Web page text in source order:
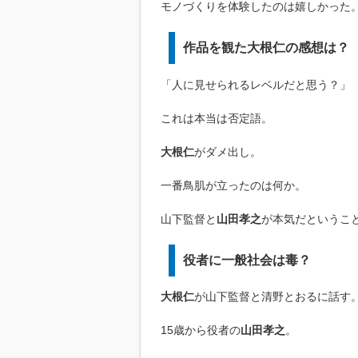
モノづくりを体験したのは嬉しかった。
作品を観た大根仁の感想は？
「人に見せられるレベルだと思う？」
これは本当は否定語。
大根仁がダメ出し。
一番鳥肌が立ったのは何か。
山下監督と 山田孝之が本気だというこ
役者に一般社会は毒？
大根仁が山下監督と清野とおるに話す。
15歳から役者の山田孝之。